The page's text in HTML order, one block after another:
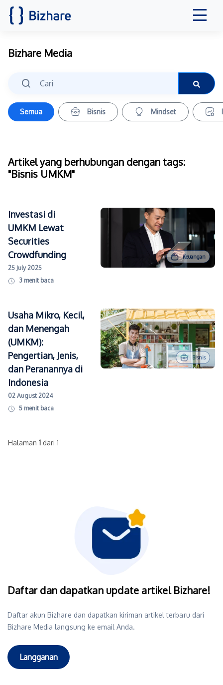
Bizhare Media
Semua Bisnis Mindset
Artikel yang berhubungan dengan tags:
"Bisnis UMKM"
Investasi di
UMKM Lewat
Securities
Crowdfunding
25 July 2025
3 menit baca
Keuangan
Usaha Mikro, Kecil,
dan Menengah
(UMKM):
Pengertian, Jenis,
dan Peranannya di
Indonesia
02 August 2024
5 menit baca
Bisnis
Halaman 1 dari 1
Daftar dan dapatkan update artikel Bizhare!
Daftar akun Bizhare dan dapatkan kiriman artikel terbaru dari
Bizhare Media langsung ke email Anda.
Langganan